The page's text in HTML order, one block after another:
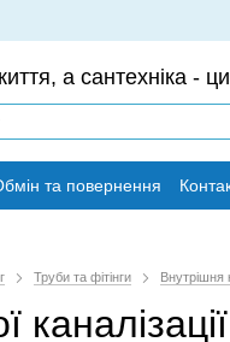
а сантехніка -
та повернення
Труби та фітінги Внутрішня